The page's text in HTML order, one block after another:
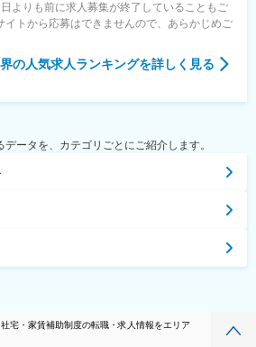
よりも前に求人募集が終了していることもご
イトから応募はできませんので、あらかじめご
の人気求人ランキングを詳しく見る
ータを、カテゴリごとにご紹介します。
宅・家賃補助制度の転職・求人情報をエリア